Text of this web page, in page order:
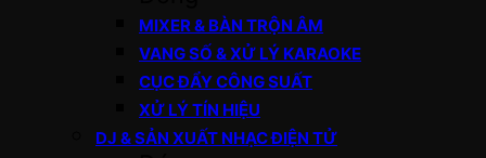
MIXER & BÀN TRỘN ÂM
VANG SỐ & XỬ LÝ KARAOKE
CỤC ĐẨY CÔNG SUẤT
XỬ LÝ TÍN HIỆU
DJ & SẢN XUẤT NHẠC ĐIỆN TỬ